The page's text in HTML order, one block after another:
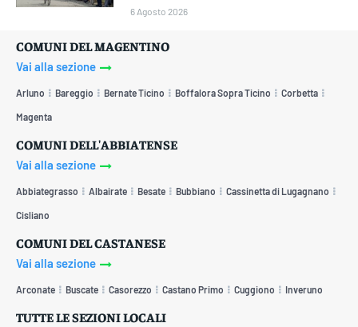
6 Agosto 2026
COMUNI DEL MAGENTINO
Vai alla sezione
Arluno Bareggio Bernate Ticino Boffalora Sopra Ticino Corbetta
Magenta
COMUNI DELL'ABBIATENSE
Vai alla sezione
Abbiategrasso Albairate Besate Bubbiano Cassinetta di Lugagnano
Cisliano
COMUNI DEL CASTANESE
Vai alla sezione
Arconate Buscate Casorezzo Castano Primo Cuggiono Inveruno
TUTTE LE SEZIONI LOCALI